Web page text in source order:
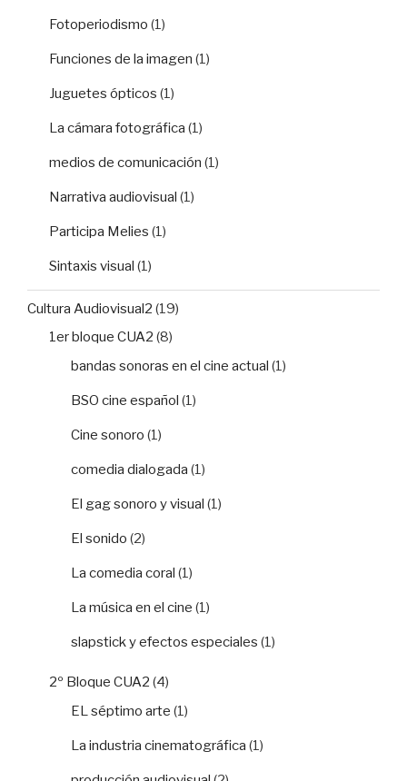
Fotoperiodismo (1)
Funciones de la imagen (1)
Juguetes ópticos (1)
La cámara fotográfica (1)
medios de comunicación (1)
Narrativa audiovisual (1)
Participa Melies (1)
Sintaxis visual (1)
Cultura Audiovisual2 (19)
1er bloque CUA2 (8)
bandas sonoras en el cine actual (1)
BSO cine español (1)
Cine sonoro (1)
comedia dialogada (1)
El gag sonoro y visual (1)
El sonido (2)
La comedia coral (1)
La música en el cine (1)
slapstick y efectos especiales (1)
2º Bloque CUA2 (4)
EL séptimo arte (1)
La industria cinematográfica (1)